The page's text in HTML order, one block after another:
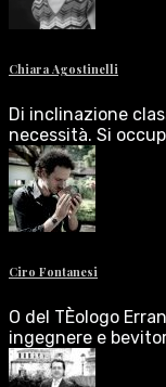
Chiara Agostinelli
Di inclinazione
necessità. Si
Ciro Fontanesi
O del TÈologo
ingegnere e